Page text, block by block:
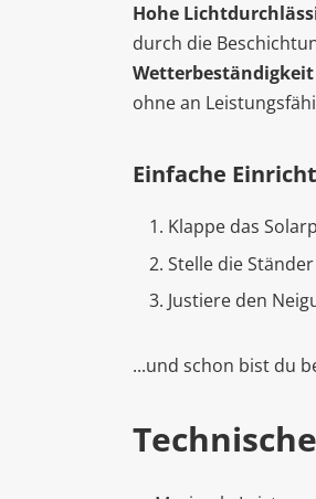
Hohe
durch die
Wetterbeständigkeit
ohne an
Einfache
Klappe das
Stelle die
Justiere den
...und schon bist du